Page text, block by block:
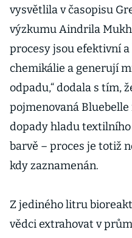
vysvětlila v časopisu
výzkumu Aindrila
procesy jsou efektivní
chemikálie a generují
odpadu,“ dodala s tím,
pojmenovaná
dopady hladu
barvě – proces je totiž
kdy zaznamenán.
Z jediného litru
vědci extrahovat v